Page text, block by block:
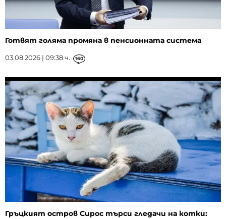
Готвят голяма промяна в пенсионната система
03.08.2026 | 09:38 ч. 160
Гръцкият остров Сирос търси гледачи на котки: